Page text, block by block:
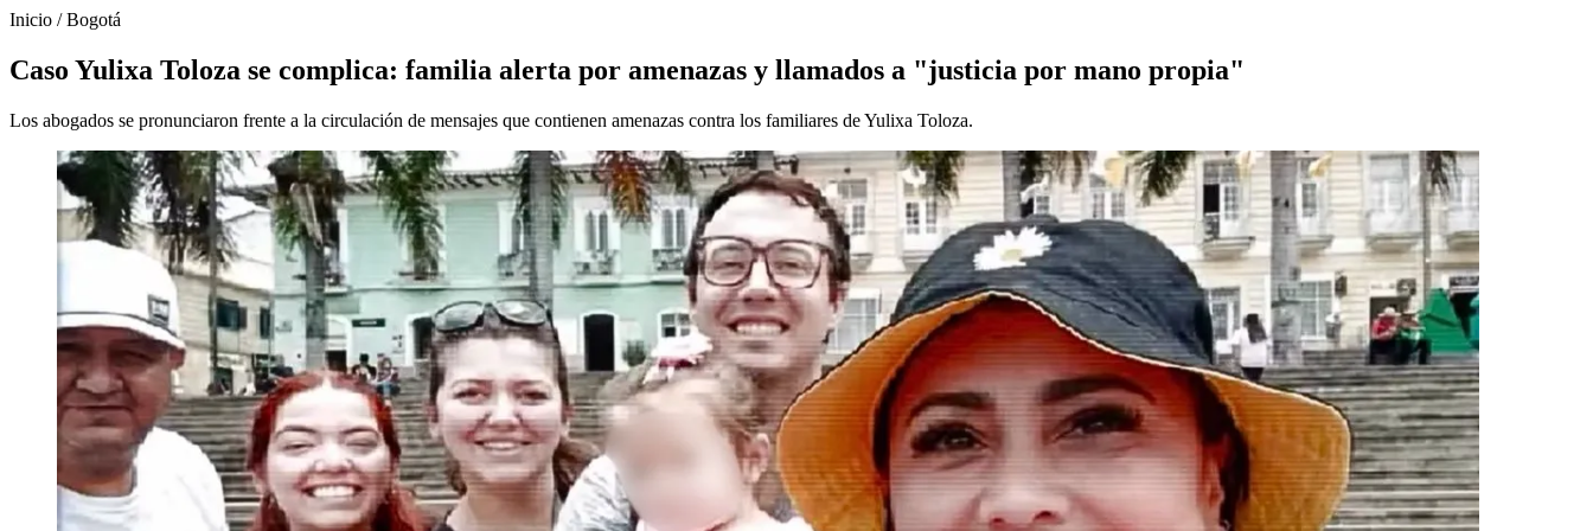
Inicio /Bogotá
Caso Yulixa Toloza se complica: familia alerta por amenazas y llamados a "justicia por mano propia"
Los abogados se pronunciaron frente a la circulación de mensajes que contienen amenazas contra los familiares de Yulixa Toloza.